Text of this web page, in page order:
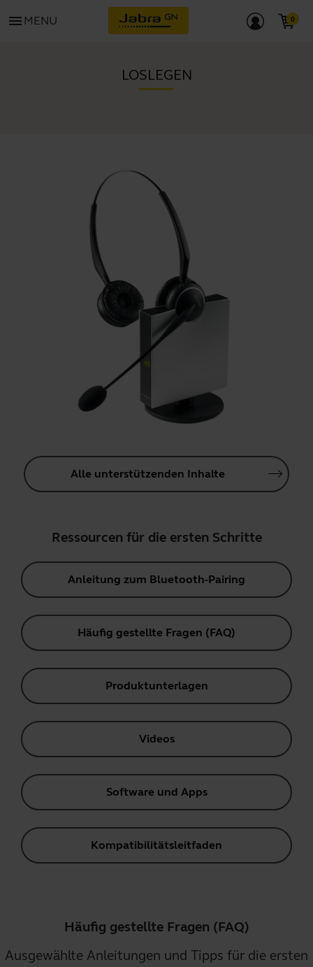
menu MENU
LOSLEGEN
Alle unterstützenden Inhalte
Ressourcen für die ersten Schritte
Anleitung zum Bluetooth-Pairing
Häufig gestellte Fragen (FAQ)
Produktunterlagen
Videos
Software und Apps
Kompatibilitätsleitfaden
Häufig gestellte Fragen (FAQ)
Ausgewählte Anleitungen und Tipps für die ersten